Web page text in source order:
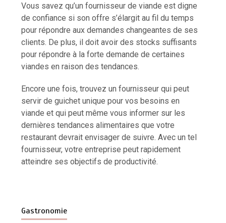
Vous savez qu’un fournisseur de viande est digne
de confiance si son offre s’élargit au fil du temps
pour répondre aux demandes changeantes de ses
clients. De plus, il doit avoir des stocks suffisants
pour répondre à la forte demande de certaines
viandes en raison des tendances.
Encore une fois, trouvez un fournisseur qui peut
servir de guichet unique pour vos besoins en
viande et qui peut même vous informer sur les
dernières tendances alimentaires que votre
restaurant devrait envisager de suivre. Avec un tel
fournisseur, votre entreprise peut rapidement
atteindre ses objectifs de productivité.
Gastronomie